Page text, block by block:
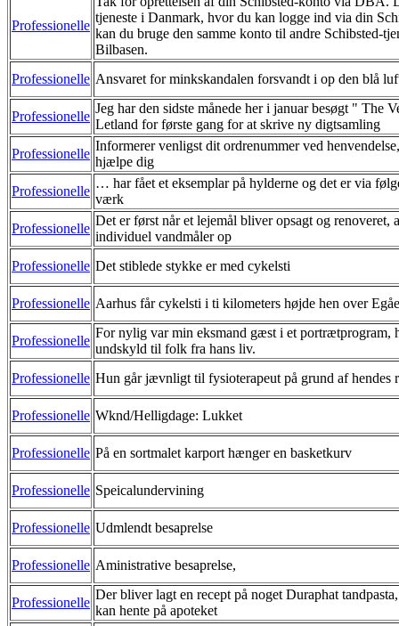
Professionelle
tjeneste i Danmark, hvor du kan logge ind via din
kan du bruge den samme konto til andre Schibsted-
Bilbasen.
Professionelle Ansvaret for minkskandalen forsvandt i op den blå
Professionelle
Jeg har den sidste månede her i januar besøgt " The
Letland for første gang for at skrive ny digtsamling
Professionelle
Informerer venligst dit ordrenummer ved
hjælpe dig
Professionelle
… har fået et eksemplar på hylderne og det er via
værk
Professionelle
Det er først når et lejemål bliver opsagt og renoveret,
individuel vandmåler op
Professionelle Det stiblede stykke er med cykelsti
Professionelle Aarhus får cykelsti i ti kilometers højde hen over
Professionelle
For nylig var min eksmand gæst i et portrætprogram,
undskyld til folk fra hans liv.
Professionelle Hun går jævnligt til fysioterapeut på grund af hendes
Professionelle Wknd/Helligdage: Lukket
Professionelle På en sortmalet karport hænger en basketkurv
Professionelle Speicalundervining
Professionelle Udmlendt besaprelse
Professionelle Aministrative besaprelse,
Professionelle
Der bliver lagt en recept på noget Duraphat
kan hente på apoteket